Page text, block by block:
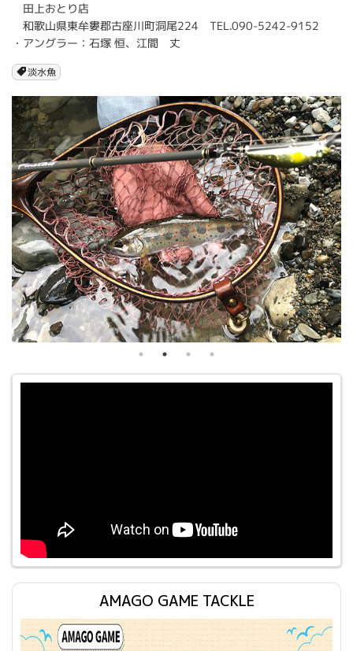
田上おとり店
和歌山県東牟婁郡古座川町洞尾224 TEL.090-5242-9152
・アングラー：石塚 恒、江間 丈
淡水魚
AMAGO GAME TACKLE